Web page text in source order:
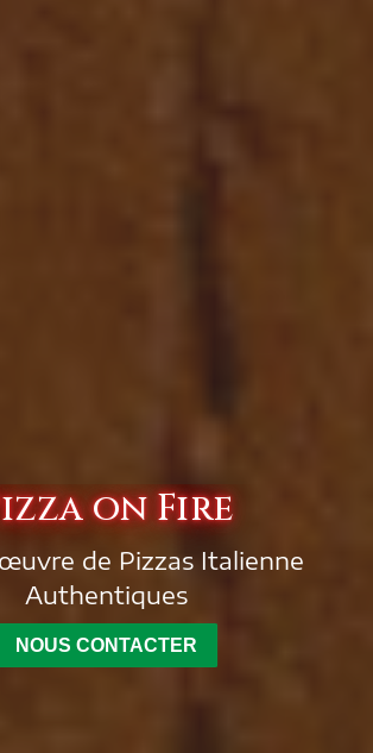
on Fire
de Pizzas Italienne
Authentiques
NOUS CONTACTER